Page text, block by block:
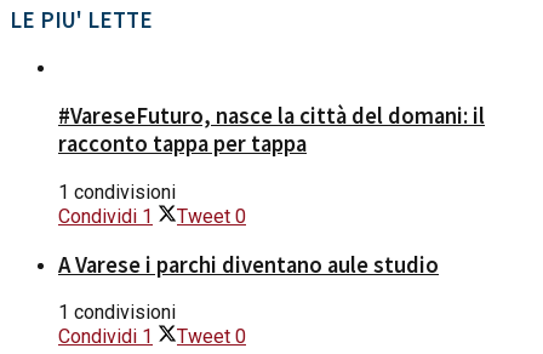
LE PIU' LETTE
#VareseFuturo, nasce la città del domani: il
racconto tappa per tappa
1 condivisioni
Condividi 1 Tweet 0
A Varese i parchi diventano aule studio
1 condivisioni
Condividi 1 Tweet 0